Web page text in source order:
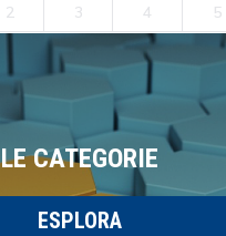
2 3 4 5
LE CATEGORIE
ESPLORA